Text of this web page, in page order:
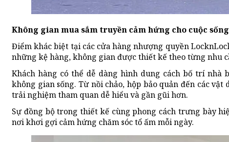
Không gian mua sắm truyền cảm hứng cho cuộc
Điểm khác biệt tại các cửa hàng nhượng quyền
những kệ hàng, không gian được thiết kế theo từng nhu
Khách hàng có thể dễ dàng hình dung cách bố trí
không gian sống. Từ nồi chảo, hộp bảo quản đến các
trải nghiệm tham quan dễ hiểu và gần gũi hơn.
Sự đồng bộ trong thiết kế cùng phong cách trưng bày
nơi khơi gợi cảm hứng chăm sóc tổ ấm mỗi ngày.